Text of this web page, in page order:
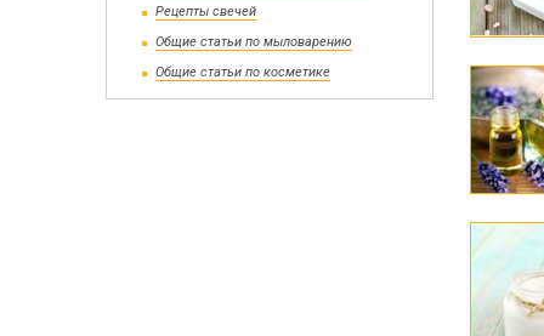
Alkalis
Cold-
Рецепты свечей
Общие статьи по мыловарению
Общие статьи по косметике